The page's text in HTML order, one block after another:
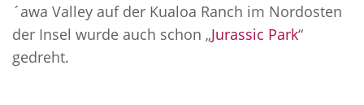
´awa Valley auf der Kualoa Ranch im Nordosten
der Insel wurde auch schon „Jurassic Park“
gedreht.